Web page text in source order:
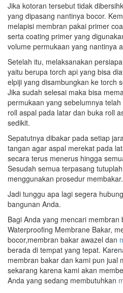
Jika kotoran tersebut tidak
yang dipasang nantinya bocor.
melapisi membran pakai primer
serta coating primer yang
volume permukaan yang nantinya
Setelah itu, melaksanakan
yaitu berupa torch api yang bisa
elpiji yang disambungkan ke torch
Jika sudah selesai maka bisa
permukaan yang sebelumnya
roll aspal pada latar dan buka roll
sedikit.
Sepatutnya dibakar pada setiap
tangan agar aspal merekat pada
secara terus menerus hingga
Sesudah semua terpasang
menggunakan prosedur membakar.
Jadi tunggu apa lagi segera
bangunan Anda.
Bagi Anda yang mencari membran
Waterproofing Membrane Bakar,
bocor,membran bakar awazel dan
berada di tempat yang tepat.
membran bakar dan kami pun jual
sekarang karena kami akan
Anda yang sedang membutuhkan